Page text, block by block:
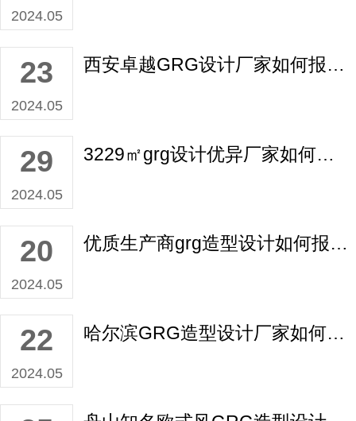
2024.05
23
2024.05
西安卓越GRG设计厂家如何报价？
29
2024.05
3229㎡grg设计优异厂家如何报价？
20
2024.05
优质生产商grg造型设计如何报价？
22
2024.05
哈尔滨GRG造型设计厂家如何报价？